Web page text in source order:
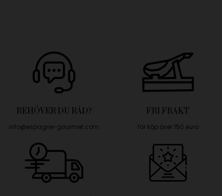
BEHÖVER DU RÅD?
info@espagne-gourmet.com
FRI FRAKT
för köp över 150 euro